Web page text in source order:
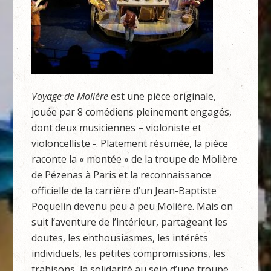
Voyage de Molièreest une pièce originale,
jouée par 8 comédiens pleinement engagés,
dont deux musiciennes – violoniste et
violoncelliste -. Platement résumée, la pièce
raconte la « montée » de la troupe de Molière
de Pézenas à Paris et la reconnaissance
officielle de la carrière d’un Jean-Baptiste
Poquelin devenu peu à peu Molière. Mais on
suit l’aventure de l’intérieur, partageant les
doutes, les enthousiasmes, les intérêts
individuels, les petites compromissions, les